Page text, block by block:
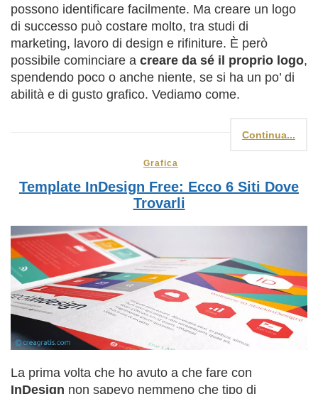
possono identificare facilmente. Ma creare un logo
di successo può costare molto, tra studi di
marketing, lavoro di design e rifiniture. È però
possibile cominciare a creare da sé il proprio logo,
spendendo poco o anche niente, se si ha un po’ di
abilità e di gusto grafico. Vediamo come.
Continua...
Grafica
Template InDesign Free: Ecco 6 Siti Dove
Trovarli
La prima volta che ho avuto a che fare con
InDesign non sapevo nemmeno che tipo di